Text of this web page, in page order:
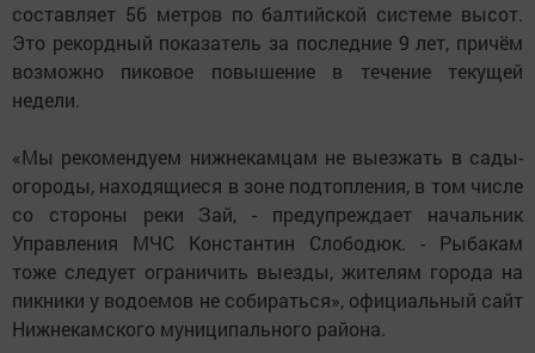
составляет 56 метров по балтийской системе высот.
Это рекордный показатель за последние 9 лет, причём
возможно пиковое повышение в течение текущей
недели.
«Мы рекомендуем нижнекамцам не выезжать в сады-
огороды, находящиеся в зоне подтопления, в том числе
со стороны реки Зай, - предупреждает начальник
Управления МЧС Константин Слободюк. - Рыбакам
тоже следует ограничить выезды, жителям города на
пикники у водоемов не собираться», официальный сайт
Нижнекамского муниципального района.